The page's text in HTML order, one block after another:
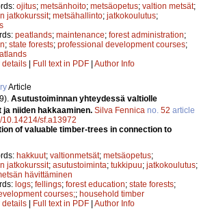
ojitus; metsänhoito; metsäopetus; valtion metsät;
jatkokurssit; metsähallinto; jatkokoulutus;
peatlands; maintenance; forest administration;
; state forests; professional development courses;
details | Full text in PDF | Author Info
Article
Asutustoiminnan yhteydessä valtiolle
niiden hakkaaminen. Silva Fennica no. 52 article
10.14214/sf.a13972
of valuable timber-trees in connection to
hakkuut; valtionmetsät; metsäopetus;
jatkokurssit; asutustoiminta; tukkipuu; jatkokoulutus;
hävittäminen
logs; fellings; forest education; state forests;
courses;; household timber
details | Full text in PDF | Author Info